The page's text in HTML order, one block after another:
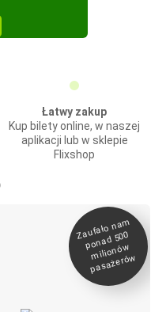
Łatwy zakup
Kup bilety online, w naszej
aplikacji lub w sklepie
Flixshop
Zaufało na
m
ponad 500
milionó
w
pasażeró
w